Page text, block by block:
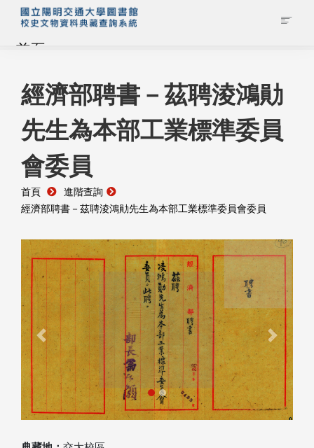
首頁
藏品查詢
校史館簡介
藏品清單全覽
資料調閱申請
管理者登入
經濟部聘書－茲聘淩鴻勛
先生為本部工業標準委員
會委員
首頁
進階查詢
經濟部聘書－茲聘淩鴻勛先生為本部工業標準委員會委員
Previous Next